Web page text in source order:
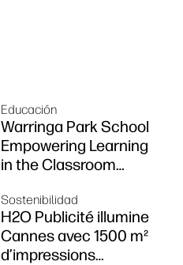
Educación
Warringa Park School
Empowering Learning
in the Classroom
Z6 series printer
Sostenibilidad
H2O Publicité illumine
Cannes avec 1500 m²
d’impressions